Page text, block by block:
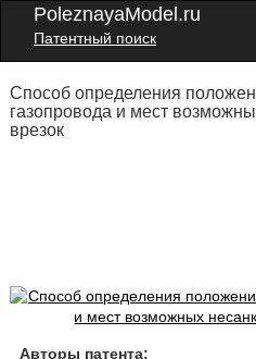
PoleznayaModel.ru
Патентный поиск
Способ определения
газопровода и мест
врезок
Авторы патента: